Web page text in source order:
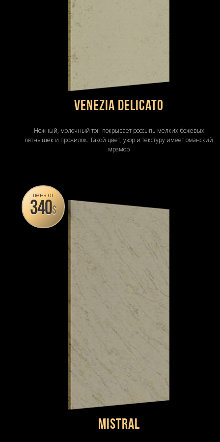
Venezia Delicato
Нежный, молочный тон покрывает россыпь мелких бежевых
пятнышек и прожилок. Такой цвет, узор и текстуру имеет оманский
мрамор
цена от
340$
Mistral